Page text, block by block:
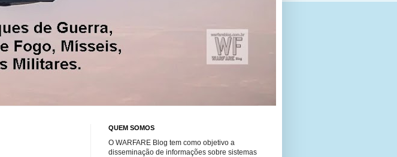
QUEM SOMOS
O WARFARE Blog tem como objetivo a
disseminação de informações sobre sistemas